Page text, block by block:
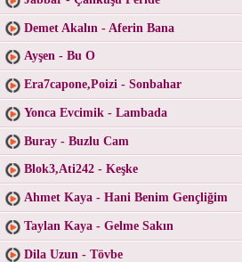
Demet Akalın - Aferin Bana
Ayşen - Bu O
Era7capone,Poizi - Sonbahar
Yonca Evcimik - Lambada
Buray - Buzlu Cam
Blok3,Ati242 - Keşke
Ahmet Kaya - Hani Benim Gençliğim
Taylan Kaya - Gelme Sakın
Dila Uzun - Tövbe